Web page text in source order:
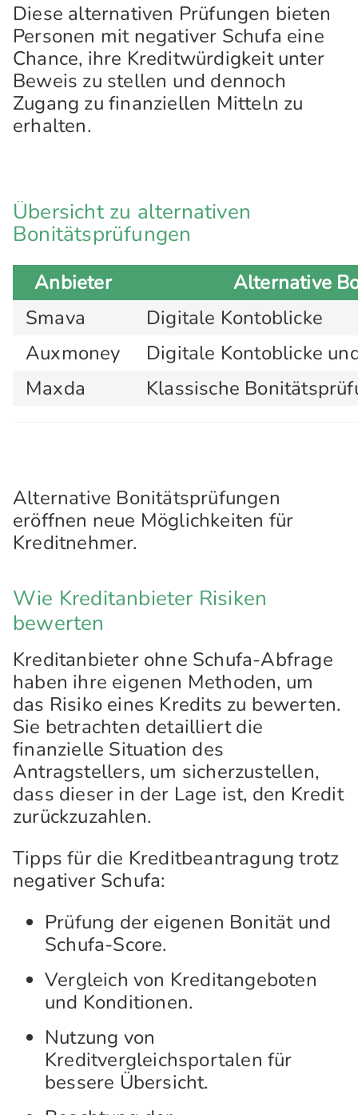
Diese alternativen Prüfungen bieten
Personen mit negativer Schufa eine
Chance, ihre Kreditwürdigkeit unter
Beweis zu stellen und dennoch
Zugang zu finanziellen Mitteln zu
erhalten.
Übersicht zu alternativen
Bonitätsprüfungen
Anbieter
Alternative
Smava
Digitale Kontoblicke
Auxmoney
Digitale Kontoblicke
Maxda
Klassische
Alternative Bonitätsprüfungen
eröffnen neue Möglichkeiten für
Kreditnehmer.
Wie Kreditanbieter Risiken
bewerten
Kreditanbieter ohne Schufa-Abfrage
haben ihre eigenen Methoden, um
das Risiko eines Kredits zu bewerten.
Sie betrachten detailliert die
finanzielle Situation des
Antragstellers, um sicherzustellen,
dass dieser in der Lage ist, den Kredit
zurückzuzahlen.
Tipps für die Kreditbeantragung trotz
negativer Schufa:
Prüfung der eigenen Bonität und
Schufa-Score.
Vergleich von Kreditangeboten
und Konditionen.
Nutzung von
Kreditvergleichsportalen für
bessere Übersicht.